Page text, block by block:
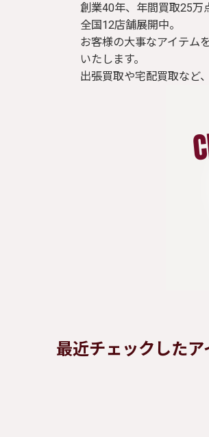
創業40年、年間買取25万
全国12店舗展開中。
お客様の大事なアイテム
いたします。
出張買取や宅配買取など
最近チェックしたア